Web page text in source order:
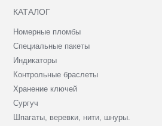
КАТАЛОГ
Номерные пломбы
Специальные пакеты
Индикаторы
Контрольные браслеты
Хранение ключей
Сургуч
Шпагаты, веревки, нити, шнуры.